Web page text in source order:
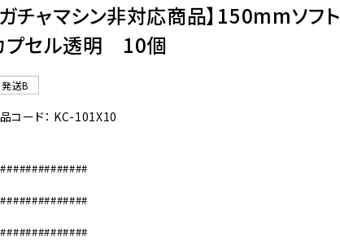
ガチャマシン非対応商品】150mmソフト
プセル透明 10個
発送B
コード： KC-101X10